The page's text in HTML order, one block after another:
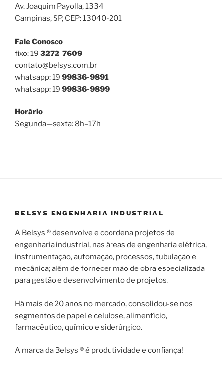
Av. Joaquim Payolla, 1334
Campinas, SP, CEP: 13040-201
Fale Conosco
fixo: 19 3272-7609
contato@belsys.com.br
whatsapp: 19 99836-9891
whatsapp: 19 99836-9899
Horário
Segunda—sexta: 8h–17h
BELSYS ENGENHARIA INDUSTRIAL
A Belsys ® desenvolve e coordena projetos de
engenharia industrial, nas áreas de engenharia elétrica,
instrumentação, automação, processos, tubulação e
mecânica; além de fornecer mão de obra especializada
para gestão e desenvolvimento de projetos.
Há mais de 20 anos no mercado, consolidou-se nos
segmentos de papel e celulose, alimentício,
farmacêutico, químico e siderúrgico.
A marca da Belsys ® é produtividade e confiança!